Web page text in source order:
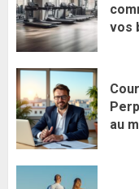
vos
au